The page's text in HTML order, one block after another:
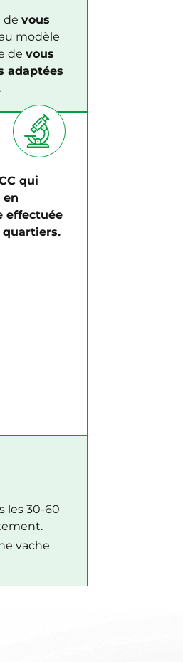
de vous
au modèle
de vous
adaptées
qui
en
effectuée
quartiers.
les 30-60
vache